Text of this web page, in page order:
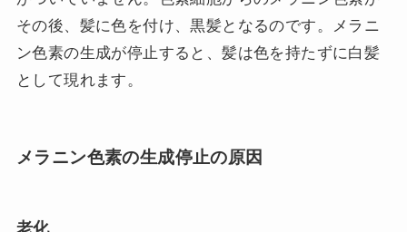
その後、髪に色を付け、黒髪となるのです。メラニ
ン色素の生成が停止すると、髪は色を持たずに白髪
として現れます。
メラニン色素の生成停止の原因